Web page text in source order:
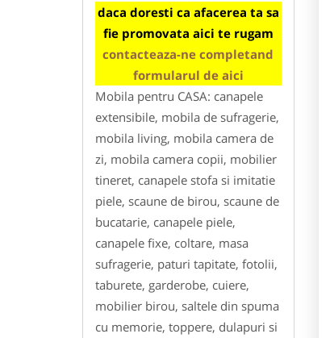
daca doresti ca afacerea ta sa
fie promovata aici te rugam
contacteaza-ne completand
formularul de aici
Mobila pentru CASA: canapele
extensibile, mobila de sufragerie,
mobila living, mobila camera de
zi, mobila camera copii, mobilier
tineret, canapele stofa si imitatie
piele, scaune de birou, scaune de
bucatarie, canapele piele,
canapele fixe, coltare, masa
sufragerie, paturi tapitate, fotolii,
taburete, garderobe, cuiere,
mobilier birou, saltele din spuma
cu memorie, toppere, dulapuri si